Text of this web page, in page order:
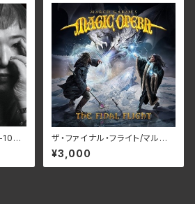
ザ・ファイナル・フライト/マルコ・
ガラウズ・マジック・オペラ RB
NCD-1472(仕様:CD)
¥3,000